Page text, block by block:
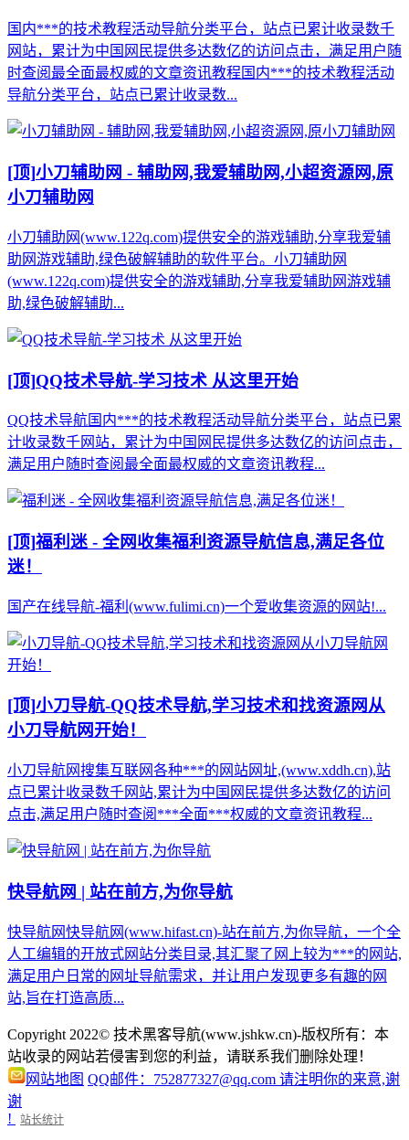
国内***的技术教程活动导航分类平台，站点已累计收录数千
网站，累计为中国网民提供多达数亿的访问点击，满足用户随
时查阅最全面最权威的文章资讯教程国内***的技术教程活动
导航分类平台，站点已累计收录数...
[顶]小刀辅助网 - 辅助网,我爱辅助网,小超资源网,原
小刀辅助网
小刀辅助网(www.122q.com)提供安全的游戏辅助,分享我爱辅
助网游戏辅助,绿色破解辅助的软件平台。小刀辅助网
(www.122q.com)提供安全的游戏辅助,分享我爱辅助网游戏辅
助,绿色破解辅助...
[顶]QQ技术导航-学习技术 从这里开始
QQ技术导航国内***的技术教程活动导航分类平台，站点已累
计收录数千网站，累计为中国网民提供多达数亿的访问点击，
满足用户随时查阅最全面最权威的文章资讯教程...
[顶]福利迷 - 全网收集福利资源导航信息,满足各位
迷！
国产在线导航-福利(www.fulimi.cn)一个爱收集资源的网站!...
[顶]小刀导航-QQ技术导航,学习技术和找资源网从
小刀导航网开始！
小刀导航网搜集互联网各种***的网站网址,(www.xddh.cn),站
点已累计收录数千网站,累计为中国网民提供多达数亿的访问
点击,满足用户随时查阅***全面***权威的文章资讯教程...
快导航网 | 站在前方,为你导航
快导航网快导航网(www.hifast.cn)-站在前方,为你导航，一个全
人工编辑的开放式网站分类目录,其汇聚了网上较为***的网站,
满足用户日常的网址导航需求，并让用户发现更多有趣的网
站,旨在打造高质...
Copyright 2022© 技术黑客导航(www.jshkw.cn)-版权所有：本
站收录的网站若侵害到您的利益，请联系我们删除处理！
网站地图 QQ邮件：752877327@qq.com 请注明你的来意,谢
谢
!
站长统计